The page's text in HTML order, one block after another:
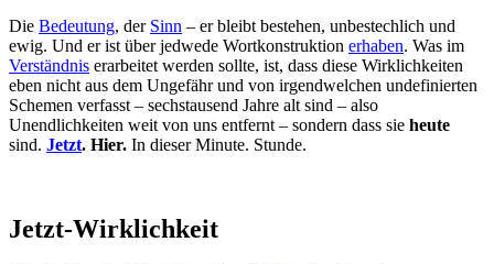
Die Bedeutung, der Sinn – er bleibt bestehen, unbestechlich und
ewig. Und er ist über jedwede Wortkonstruktion erhaben. Was im
Verständnis erarbeitet werden sollte, ist, dass diese Wirklichkeiten
eben nicht aus dem Ungefähr und von irgendwelchen undefinierten
Schemen verfasst – sechstausend Jahre alt sind – also
Unendlichkeiten weit von uns entfernt – sondern dass sie heute
sind. Jetzt. Hier. In dieser Minute. Stunde.
Jetzt-Wirklichkeit